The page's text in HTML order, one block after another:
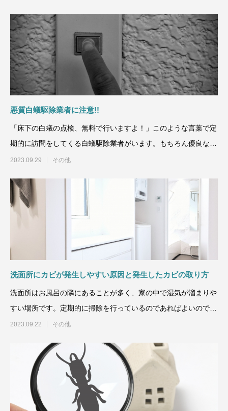
悪質白蟻駆除業者に注意!!
「床下の白蟻の点検、無料で行いますよ！」このような言葉で定
期的に訪問をしてくる白蟻駆除業者がいます。もちろん優良な業
者さんもいらっ
2023.09.29 その他
洗面所にカビが発生しやすい原因と発生したカビの取り方
洗面所はお風呂の隣にあることが多く、家の中で湿気が溜まりや
すい場所です。定期的に掃除を行っているのであればよいのです
が、洗面所は汚れに強い
2023.09.22 その他